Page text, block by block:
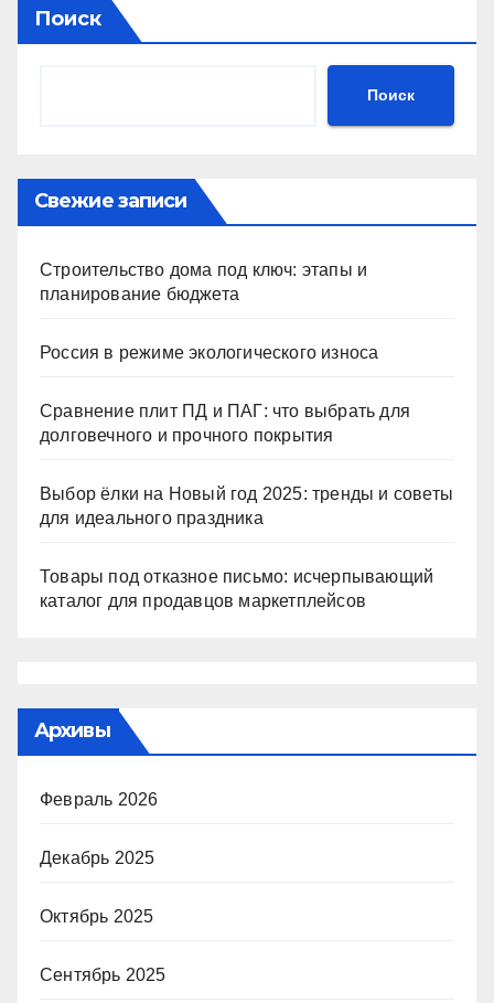
Поиск
Поиск
Свежие записи
Строительство дома под ключ: этапы и
планирование бюджета
Россия в режиме экологического износа
Сравнение плит ПД и ПАГ: что выбрать для
долговечного и прочного покрытия
Выбор ёлки на Новый год 2025: тренды и советы
для идеального праздника
Товары под отказное письмо: исчерпывающий
каталог для продавцов маркетплейсов
Архивы
Февраль 2026
Декабрь 2025
Октябрь 2025
Сентябрь 2025